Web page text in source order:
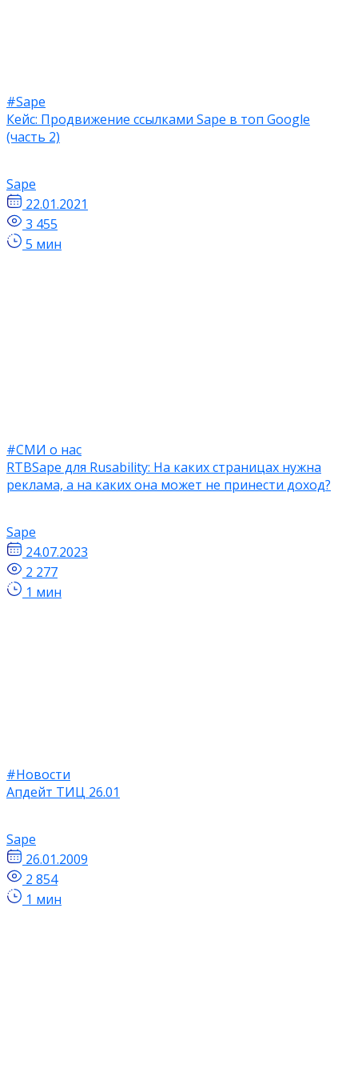
#Sape
Кейс: Продвижение ссылками Sape в топ Google
(часть 2)
Sape
22.01.2021
3 455
5 мин
#СМИ о нас
RTBSape для Rusability: На каких страницах нужна
реклама, а на каких она может не принести доход?
Sape
24.07.2023
2 277
1 мин
#Новости
Апдейт ТИЦ 26.01
Sape
26.01.2009
2 854
1 мин